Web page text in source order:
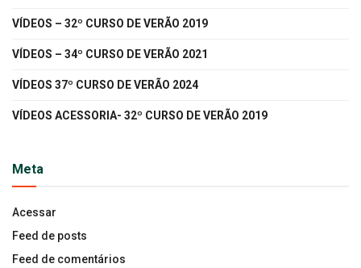
VÍDEOS – 32º CURSO DE VERÃO 2019
VÍDEOS – 34º CURSO DE VERÃO 2021
VÍDEOS 37º CURSO DE VERÃO 2024
VÍDEOS ACESSORIA- 32º CURSO DE VERÃO 2019
Meta
Acessar
Feed de posts
Feed de comentários